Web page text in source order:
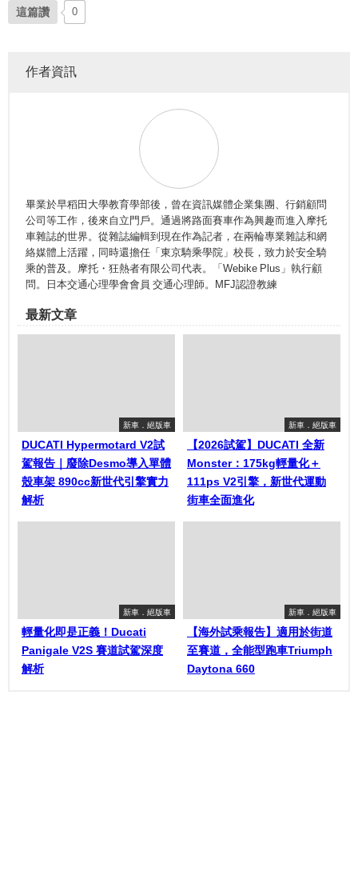
這篇讚 0
作者資訊
畢業於早稻田大學教育學部後，曾在資訊媒體企業集團、行銷顧問
公司等工作，後來自立門戶。通過將路面賽車作為興趣而進入摩托
車雜誌的世界。從雜誌編輯到現在作為記者，在兩輪專業雜誌和網
絡媒體上活躍，同時還擔任「東京騎乘學院」校長，致力於安全騎
乘的普及。摩托・狂熱者有限公司代表。「Webike Plus」執行顧
問。日本交通心理學會會員 交通心理師。MFJ認證教練
最新文章
新車．絕版車
DUCATI Hypermotard V2試
駕報告｜廢除Desmo導入單體
殼車架 890cc新世代引擎實力
解析
新車．絕版車
【2026試駕】DUCATI 全新
Monster：175kg輕量化＋
111ps V2引擎，新世代運動
街車全面進化
新車．絕版車
輕量化即是正義！Ducati
Panigale V2S 賽道試駕深度
解析
新車．絕版車
【海外試乘報告】適用於街道
至賽道，全能型跑車Triumph
Daytona 660